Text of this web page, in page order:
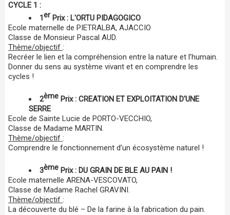
CYCLE 1 :
1er Prix : L'ORTU PIDAGOGICO
Ecole maternelle de PIETRALBA, AJACCIO
Classe de Monsieur Pascal AUD.
Thème/objectif :
Recréer le lien et la compréhension entre la nature et l’humain.
Donner du sens au système vivant et en comprendre les
cycles !
2ème Prix : CREATION ET EXPLOITATION D'UNE
SERRE
Ecole de Sainte Lucie de PORTO-VECCHIO,
Classe de Madame MARTIN.
Thème/objectif :
Comprendre le fonctionnement d’un écosystème naturel !
3ème Prix : DU GRAIN DE BLE AU PAIN !
Ecole maternelle ARENA-VESCOVATO,
Classe de Madame Rachel GRAVINI.
Thème/objectif :
La découverte du blé – De la farine à la fabrication du pain.